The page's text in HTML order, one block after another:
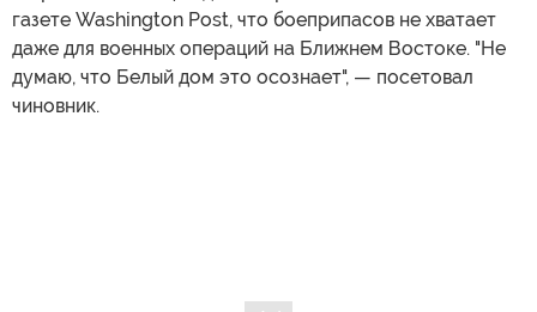
газете Washington Post, что боеприпасов не хватает
даже для военных операций на Ближнем Востоке. "Не
думаю, что Белый дом это осознает", — посетовал
чиновник.